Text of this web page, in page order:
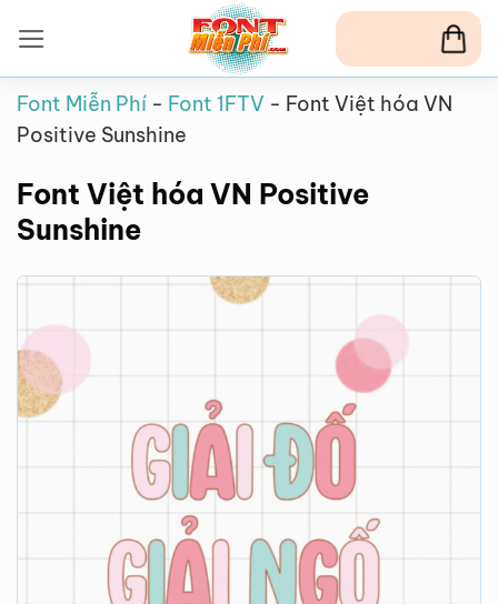
qua
nội
dung
Font Miễn Phí - Font 1FTV - Font Việt hóa VN
Positive Sunshine
Font Việt hóa VN Positive
Sunshine